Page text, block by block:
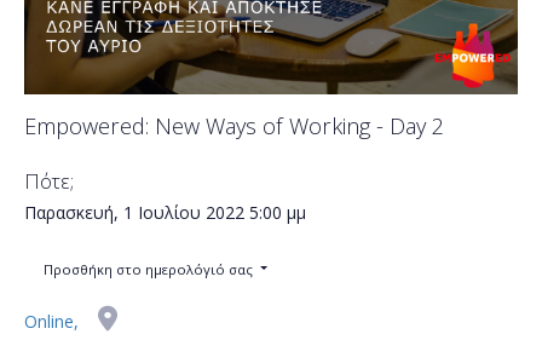
Empowered: New Ways of Working - Day 2
Πότε;
Παρασκευή, 1 Ιουλίου 2022 5:00 μμ
Προσθήκη στο ημερολόγιό σας
Online,